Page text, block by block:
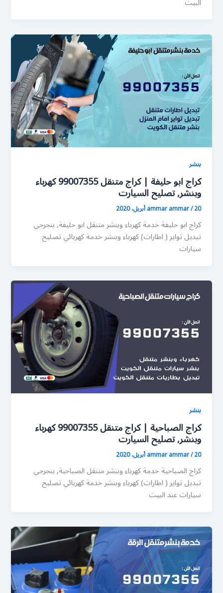
بنشر
كراج ابو حليفة | كراج متنقل 99007355 كهرباء
وبنشر, تصليح السيارت
ammar ammar/20 أبريل، 2020
كراج ابو حليفة خدمة كهرباء وبنشر متنقل ابو حليفة, بنجرجي
تبديل تواير ( اطارات) كهرباء وبنشر خدمة كهربائي تصليح
سيارات
بنشر
كراج الصباحية | كراج متنقل 99007355 كهرباء
وبنشر, تصليح السيارت
ammar ammar/20 أبريل، 2020
كراج الصباحية خدمة كهرباء وبنشر متنقل الصباحية, بنجرجي
تبديل تواير ( اطارات) كهرباء وبنشر خدمة كهربائي تصليح
سيارات عند البيت